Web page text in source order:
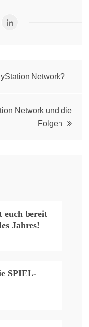
Network?
Network und die
Folgen
euch bereit
Jahres!
SPIEL-